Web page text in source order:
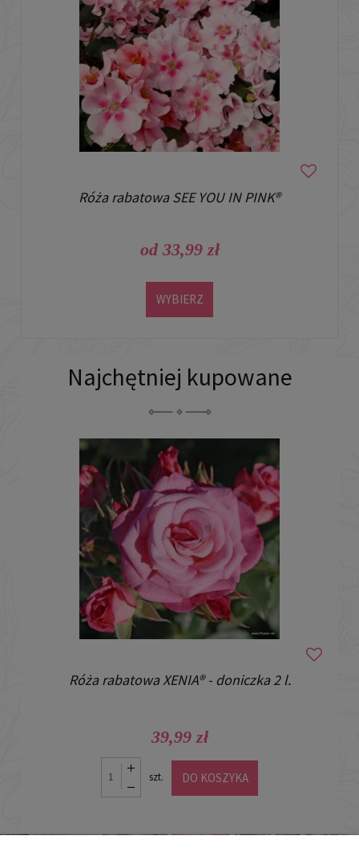
Róża rabatowa SEE YOU IN PINK®
od 33,99 zł
WYBIERZ
Najchętniej kupowane
Róża rabatowa XENIA® - doniczka 2 l.
39,99 zł
szt. DO KOSZYKA